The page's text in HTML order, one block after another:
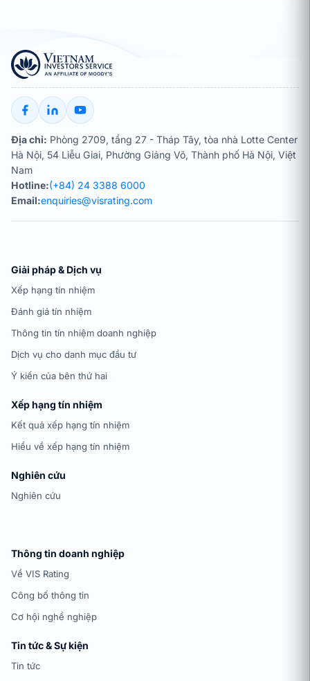
Địa chỉ: Phòng 2709, tầng 27 - Tháp Tây, tòa nhà Lotte Center
Hà Nội, 54 Liễu Giai, Phường Giảng Võ, Thành phố Hà Nội, Việt
Nam
Hotline:(+84) 24 3388 6000
Email:enquiries@visrating.com
Giải pháp & Dịch vụ
Xếp hạng tín nhiệm
Đánh giá tín nhiệm
Thông tin tín nhiệm doanh nghiệp
Dịch vụ cho danh mục đầu tư
Ý kiến của bên thứ hai
Xếp hạng tín nhiệm
Kết quả xếp hạng tín nhiệm
Hiểu về xếp hạng tín nhiệm
Nghiên cứu
Nghiên cứu
Thông tin doanh nghiệp
Về VIS Rating
Công bố thông tin
Cơ hội nghề nghiệp
Tin tức & Sự kiện
Tin tức